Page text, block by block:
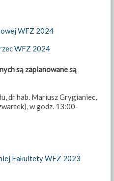
WFZ 2024
WFZ 2024
są zaplanowane są
dr hab. Mariusz Grygianiec,
w godz. 13:00-
Fakultety WFZ 2023